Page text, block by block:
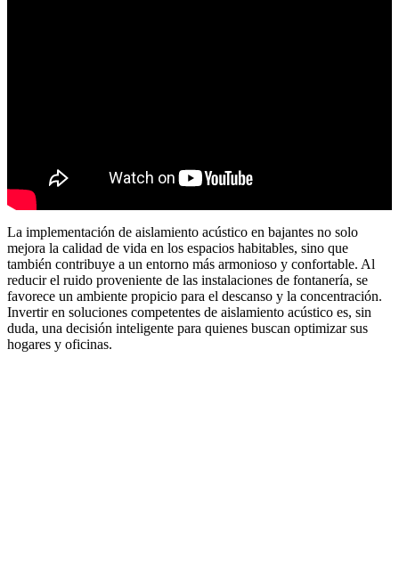
La implementación de aislamiento acústico en bajantes no solo
mejora la calidad de vida en los espacios habitables, sino que
también contribuye a un entorno más armonioso y confortable. Al
reducir el ruido proveniente de las instalaciones de fontanería, se
favorece un ambiente propicio para el descanso y la concentración.
Invertir en soluciones competentes de aislamiento acústico es, sin
duda, una decisión inteligente para quienes buscan optimizar sus
hogares y oficinas.